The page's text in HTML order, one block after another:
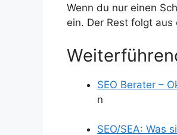
Wenn du nur einen
ein. Der Rest folgt aus
SEO Berater –
n
SEO/SEA: Was